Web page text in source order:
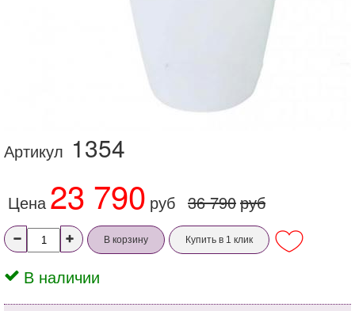
Артикул 1354
Цена 23 790 руб 36 790руб
В корзину Купить в 1 клик
В наличии